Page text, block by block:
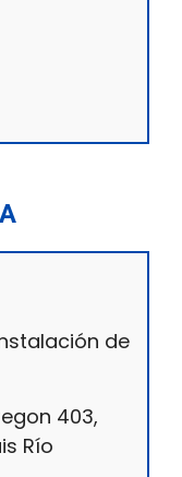
de
403,
Río